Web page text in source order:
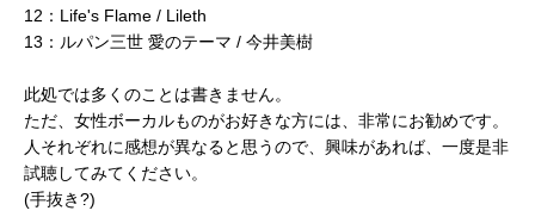
12：Life's Flame / Lileth
13：ルパン三世 愛のテーマ / 今井美樹
此処では多くのことは書きません。
ただ、女性ボーカルものがお好きな方には、非常にお勧めです。
人それぞれに感想が異なると思うので、興味があれば、一度是非
試聴してみてください。
(手抜き?)